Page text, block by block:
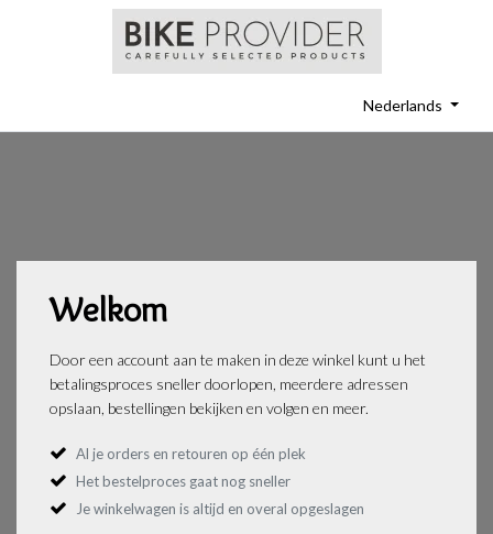
Nederlands
Welkom
Door een account aan te maken in deze winkel kunt u het
betalingsproces sneller doorlopen, meerdere adressen
opslaan, bestellingen bekijken en volgen en meer.
Al je orders en retouren op één plek
Het bestelproces gaat nog sneller
Je winkelwagen is altijd en overal opgeslagen